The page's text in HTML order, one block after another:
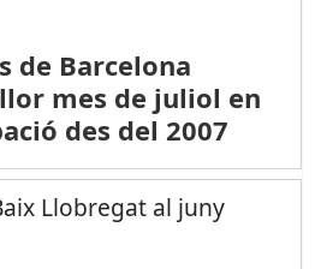
de Barcelona
mes de juliol en
des del 2007